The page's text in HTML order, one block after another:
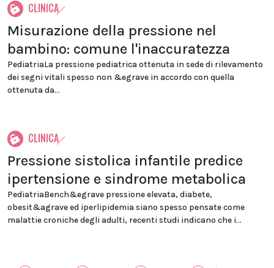
CLINICA
Misurazione della pressione nel
bambino: comune l'inaccuratezza
PediatriaLa pressione pediatrica ottenuta in sede di rilevamento
dei segni vitali spesso non &egrave in accordo con quella
ottenuta da...
CLINICA
Pressione sistolica infantile predice
ipertensione e sindrome metabolica
PediatriaBench&egrave pressione elevata, diabete,
obesit&agrave ed iperlipidemia siano spesso pensate come
malattie croniche degli adulti, recenti studi indicano che i...